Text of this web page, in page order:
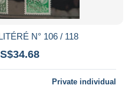
N° 106 / 118
Private individual